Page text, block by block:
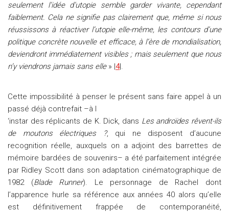
seulement l’idée d’utopie semble garder vivante, cependant
faiblement. Cela ne signifie pas clairement que, même si nous
réussissons à réactiver l’utopie elle-même, les contours d’une
politique concrète nouvelle et efficace, à l’ère de mondialisation,
deviendront immédiatement visibles ; mais seulement que nous
n’y viendrons jamais sans elle» |4|.
Cette impossibilité à penser le présent sans faire appel à un
passé déjà contrefait –à l
‘instar des réplicants de K. Dick, dans Les androïdes rêvent-ils
de moutons électriques ?, qui ne disposent d’aucune
recognition réelle, auxquels on a adjoint des barrettes de
mémoire bardées de souvenirs– a été parfaitement intégrée
par Ridley Scott dans son adaptation cinématographique de
1982 (Blade Runner). Le personnage de Rachel dont
l’apparence hurle sa référence aux années 40 alors qu’elle
est définitivement frappée de contemporanéité,